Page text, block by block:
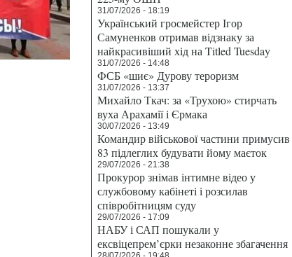
31/07/2026 - 18:19
Український гросмейстер Ігор
Самуненков отримав відзнаку за
найкрасивіший хід на Titled Tuesday
31/07/2026 - 14:48
ФСБ «шиє» Дурову тероризм
31/07/2026 - 13:37
Михайло Ткач: за «Трухою» стирчать
вуха Арахамії і Єрмака
30/07/2026 - 13:49
Командир військової частини примусив
83 підлеглих будувати йому маєток
29/07/2026 - 21:38
Прокурор знімав інтимне відео у
службовому кабінеті і розсилав
співробітницям суду
29/07/2026 - 17:09
НАБУ і САП пошукали у
ексвіцепрем’єрки незаконне збагачення